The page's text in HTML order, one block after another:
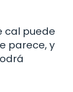
cal puede
parece, y